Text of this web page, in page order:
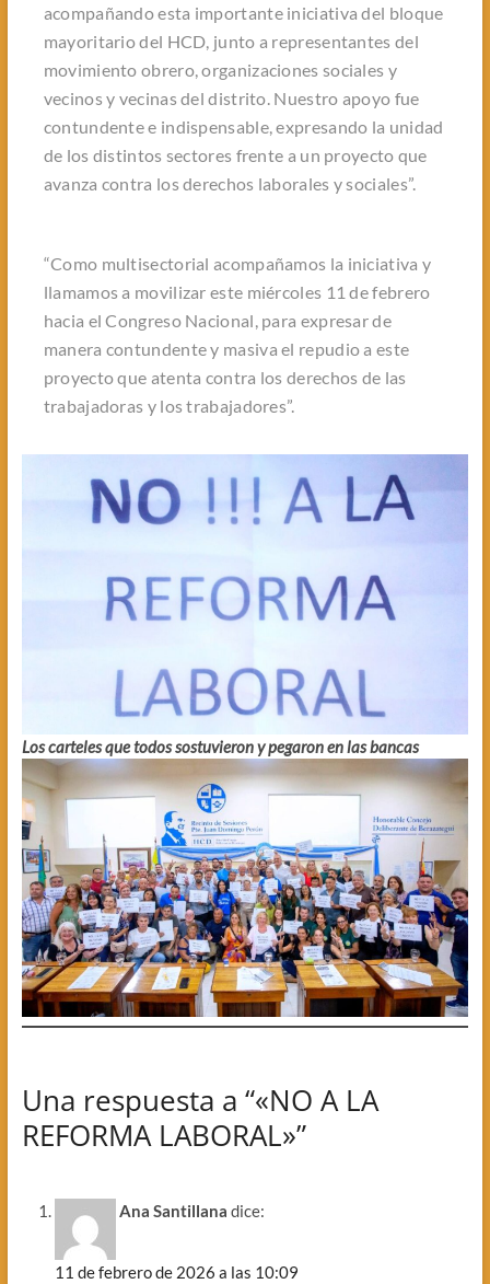
acompañando esta importante iniciativa del bloque
mayoritario del HCD, junto a representantes del
movimiento obrero, organizaciones sociales y
vecinos y vecinas del distrito. Nuestro apoyo fue
contundente e indispensable, expresando la unidad
de los distintos sectores frente a un proyecto que
avanza contra los derechos laborales y sociales”.
“Como multisectorial acompañamos la iniciativa y
llamamos a movilizar este miércoles 11 de febrero
hacia el Congreso Nacional, para expresar de
manera contundente y masiva el repudio a este
proyecto que atenta contra los derechos de las
trabajadoras y los trabajadores”.
Los carteles que todos sostuvieron y pegaron en las bancas
Una respuesta a “«NO A LA
REFORMA LABORAL»”
Ana Santillana dice:
11 de febrero de 2026 a las 10:09